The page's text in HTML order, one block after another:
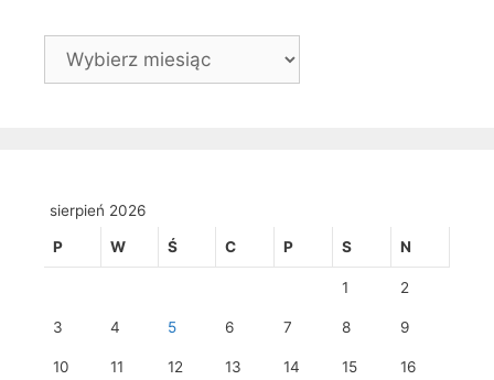
Archiwa
sierpień 2026
P W Ś C P S N
1 2
3 4 5 6 7 8 9
10 11 12 13 14 15 16